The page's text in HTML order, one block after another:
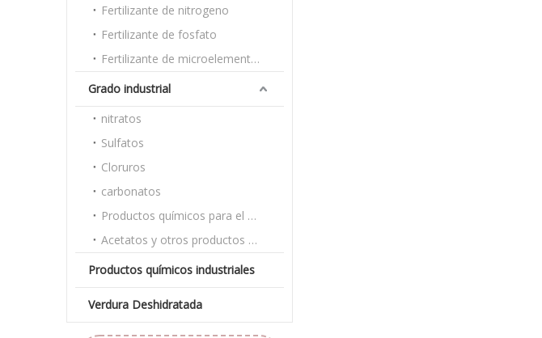
Fertilizante de nitrogeno
Fertilizante de fosfato
Fertilizante de microelementos
Grado industrial
nitratos
Sulfatos
Cloruros
carbonatos
Productos químicos para el tratamiento del agua
Acetatos y otros productos químicos a granel
Productos químicos industriales
Verdura Deshidratada